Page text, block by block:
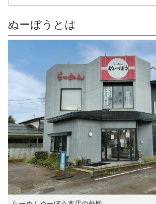
ぬーぼうとは